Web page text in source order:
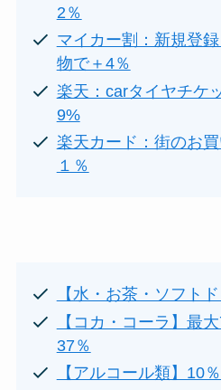
2％
マイカー割：新規登
物で＋4％
楽天：carタイヤチケ
9%
楽天カード：街のお
１％
【水・お茶・ソフト
【コカ・コーラ】最
37％
【アルコール類】10